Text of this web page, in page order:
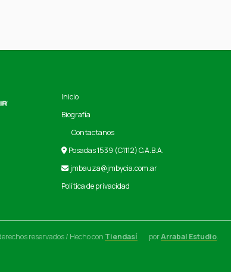
Inicio
Biografía
Contactanos
Posadas 1539 (C1112) C.A.B.A.
jmbauza@jmbycia.com.ar
Política de privacidad
reservados / Hecho con Tiendasí porArrabal Estudio.